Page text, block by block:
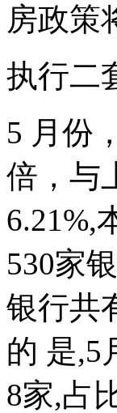
房政策
执行二
5 月份
倍，与
6.21%,
530家
银行共
的 是,5
8家,占